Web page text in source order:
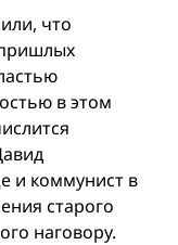
что
в этом
и коммунист в
старого
наговору.